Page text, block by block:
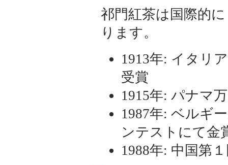
祁門紅茶は国際的
ります。
1913年: イタリ
受賞
1915年: パナマ
1987年: ベルギ
ンテストにて金
1988年: 中国第